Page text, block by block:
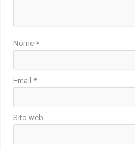
Nome*
Email*
Sito web